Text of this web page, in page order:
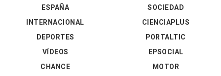
ESPAÑA
INTERNACIONAL
DEPORTES
VÍDEOS
SOCIEDAD
CIENCIAPLUS
PORTALTIC
EPSOCIAL
CHANCE
MOTOR